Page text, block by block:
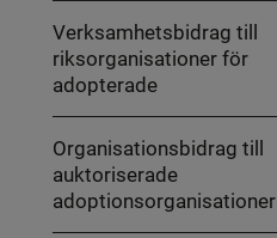
Verksamhetsbidrag till
riksorganisationer för
adopterade
Organisationsbidrag till
auktoriserade
adoptionsorganisationer